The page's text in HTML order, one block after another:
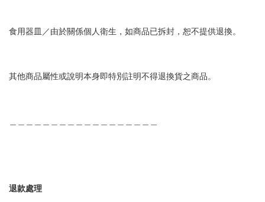
食用器皿／由於關係個人衛生，如商品已拆封，恕不提供退換。
其他商品屬性或說明本身即特別註明不得退換貨之商品。
退款處理